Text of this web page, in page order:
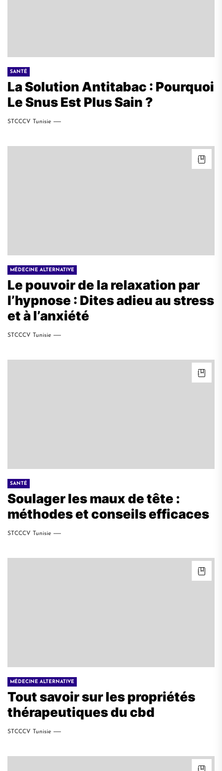
SANTÉ
La Solution Antitabac : Pourquoi
Le Snus Est Plus Sain ?
STCCCV Tunisie
MÉDECINE ALTERNATIVE
Le pouvoir de la relaxation par
l’hypnose : Dites adieu au stress
et à l’anxiété
STCCCV Tunisie
SANTÉ
Soulager les maux de tête :
méthodes et conseils efficaces
STCCCV Tunisie
MÉDECINE ALTERNATIVE
Tout savoir sur les propriétés
thérapeutiques du cbd
STCCCV Tunisie